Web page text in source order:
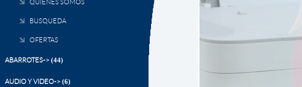
QUIENES SOMOS
BUSQUEDA
OFERTAS